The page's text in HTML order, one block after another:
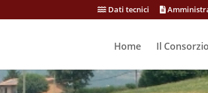
Dati tecnici
Home Il Consorzio